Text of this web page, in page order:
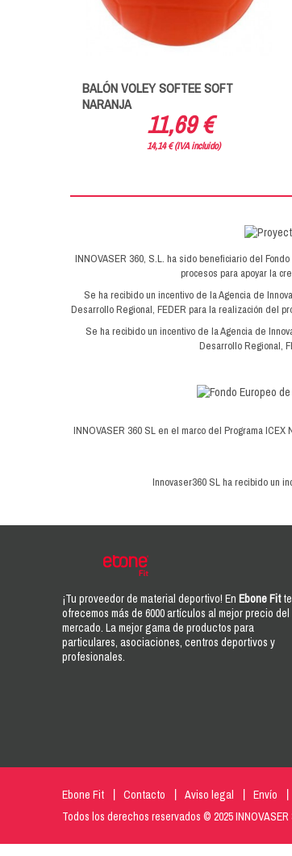
BALÓN VOLEY SOFTEE SOFT
NARANJA
11,69 €
14,14 € (IVA incluido)
INNOVASER 360, S.L. ha sido beneficiario del
procesos para apoyar la
Se ha recibido un incentivo de la Agencia de
Desarrollo Regional, FEDER para la realización del
Se ha recibido un incentivo de la Agencia de
Desarrollo Regional,
INNOVASER 360 SL en el marco del Programa
Innovaser360 SL ha recibido un
¡Tu proveedor de material deportivo! En Ebone Fitte
ofrecemos más de 6000 artículos al mejor precio del
mercado. La mejor gama de productos para
particulares, asociaciones, centros deportivos y
profesionales.
Ebone Fit Contacto Aviso legal Envío
Todos los derechos reservados © 2025 INNOVASER